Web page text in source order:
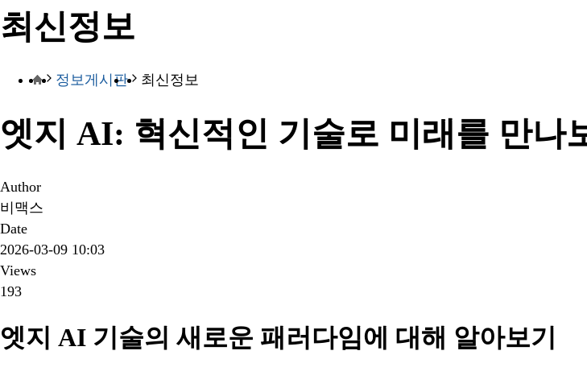
최신정보
정보게시판 최신정보
엣지 AI: 혁신적인 기술로 미래를 만나
Author
비맥스
Date
2026-03-09 10:03
Views
193
엣지 AI 기술의 새로운 패러다임에 대해 알아보기